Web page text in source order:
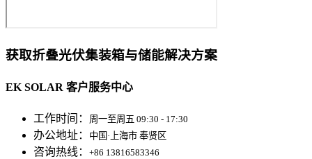
获取折叠光伏集装箱与储能解决方案
EK SOLAR 客户服务中心
工作时间： 周一至周五 09:30 - 17:30
办公地址： 中国·上海市 奉贤区
咨询热线： +86 13816583346